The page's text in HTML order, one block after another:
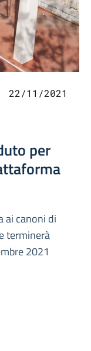
22/11/2021
per
ai canoni di
terminerà
2021